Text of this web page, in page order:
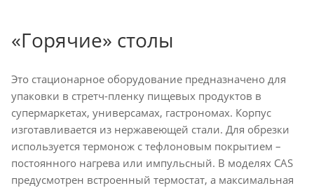
«Горячие» столы
Это стационарное оборудование предназначено для
упаковки в стретч-пленку пищевых продуктов в
супермаркетах, универсамах, гастрономах. Корпус
изготавливается из нержавеющей стали. Для обрезки
используется термонож с тефлоновым покрытием –
постоянного нагрева или импульсный. В моделях CAS
предусмотрен встроенный термостат, а максимальная